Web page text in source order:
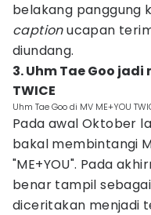
belakang panggung
captionucapan
diundang.
3. Uhm Tae Goo jadi
TWICE
Uhm Tae Goo di MV ME+YOU
Pada awal Oktober
bakal membintangi
"ME+YOU". Pada
benar tampil
diceritakan menjadi